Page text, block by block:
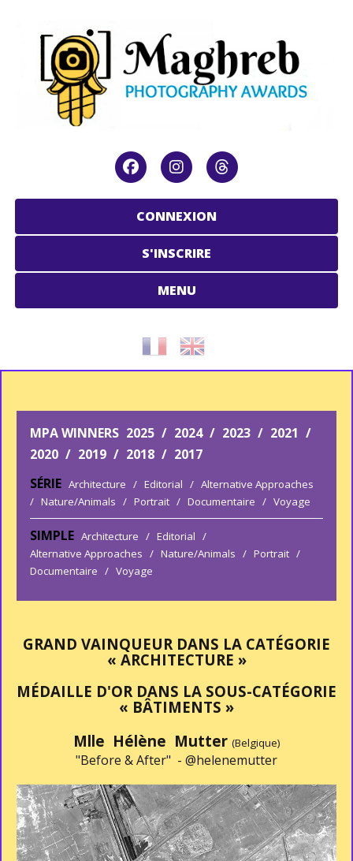
CONNEXION
S'INSCRIRE
MENU
MPA WINNERS 2025 / 2024 / 2023 / 2021 /
2020 / 2019 / 2018 / 2017
SÉRIE Architecture / Editorial / Alternative Approaches
/ Nature/Animals / Portrait / Documentaire / Voyage
SIMPLE Architecture / Editorial /
Alternative Approaches / Nature/Animals / Portrait /
Documentaire / Voyage
GRAND VAINQUEUR DANS LA CATÉGORIE
« ARCHITECTURE »
MÉDAILLE D'OR DANS LA SOUS-CATÉGORIE
« BÂTIMENTS »
Mlle Hélène Mutter (Belgique)
"Before & After" - @helenemutter